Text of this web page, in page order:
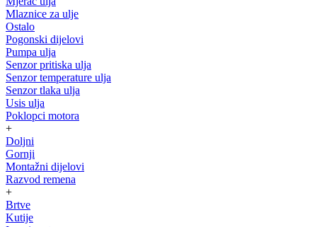
Mlaznice za ulje
Ostalo
Pogonski dijelovi
Pumpa ulja
Senzor pritiska ulja
Senzor temperature ulja
Senzor tlaka ulja
Usis ulja
Poklopci motora
+
Doljni
Gornji
Montažni dijelovi
Razvod remena
+
Brtve
Kutije